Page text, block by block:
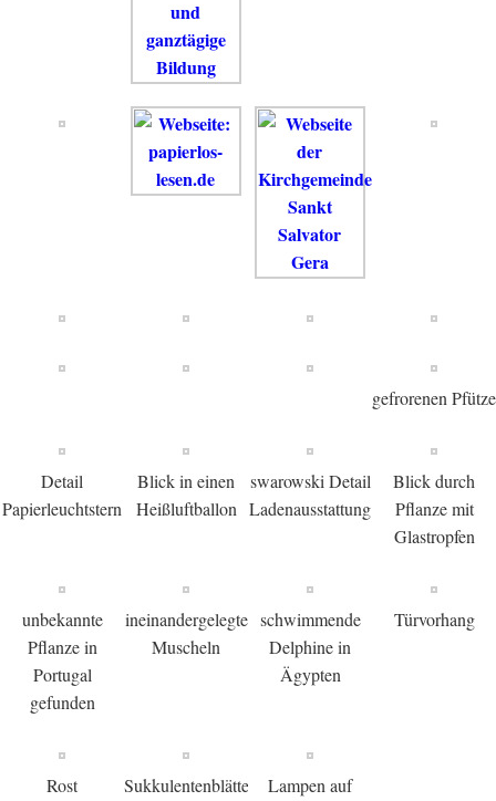
gefrorenen Pfütze
Detail
Papierleuchtstern
Blick in einen
Heißluftballon
swarowski Detail
Ladenausstattung
Blick durch
Pflanze mit
Glastropfen
unbekannte
Pflanze in
Portugal
gefunden
ineinandergelegte
Muscheln
schwimmende
Delphine in
Ägypten
Türvorhang
Rost Sukkulentenblätter Lampen auf